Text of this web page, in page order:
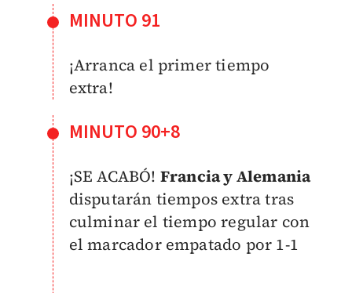
MINUTO 91
¡Arranca el primer tiempo
extra!
MINUTO 90+8
¡SE ACABÓ! Francia y Alemania
disputarán tiempos extra tras
culminar el tiempo regular con
el marcador empatado por 1-1